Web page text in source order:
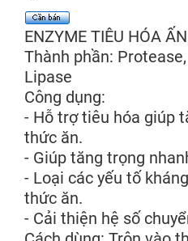
ENZYME TIÊU HÓA
Thành phần:
Lipase
Công dụng:
- Hỗ trợ tiêu hóa giúp
thức ăn.
- Giúp tăng trọng
- Loại các yếu tố
thức ăn.
- Cải thiện hệ số